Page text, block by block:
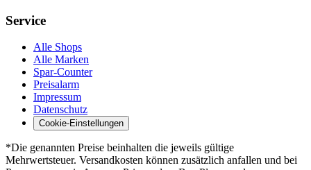
Service
Alle Shops
Alle Marken
Spar-Counter
Preisalarm
Impressum
Datenschutz
Cookie-Einstellungen
*Die genannten Preise beinhalten die jeweils gültige
Mehrwertsteuer. Versandkosten können zusätzlich anfallen und bei